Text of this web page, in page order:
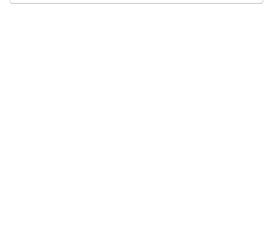
絡… 愛にあふれたエピソードにファン